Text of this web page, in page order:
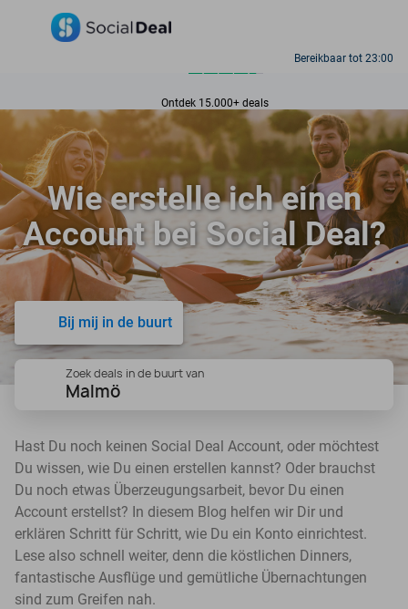
Bereikbaar tot 23:00
Wie erstelle ich einen
Account bei Social Deal?
Bij mij in de buurt
Zoek deals in de buurt van
Malmö
Hast Du noch keinen Social Deal Account, oder möchtest
Du wissen, wie Du einen erstellen kannst? Oder brauchst
Du noch etwas Überzeugungsarbeit, bevor Du einen
Account erstellst? In diesem Blog helfen wir Dir und
erklären Schritt für Schritt, wie Du ein Konto einrichtest.
Lese also schnell weiter, denn die köstlichen Dinners,
fantastische Ausflüge und gemütliche Übernachtungen
sind zum Greifen nah.